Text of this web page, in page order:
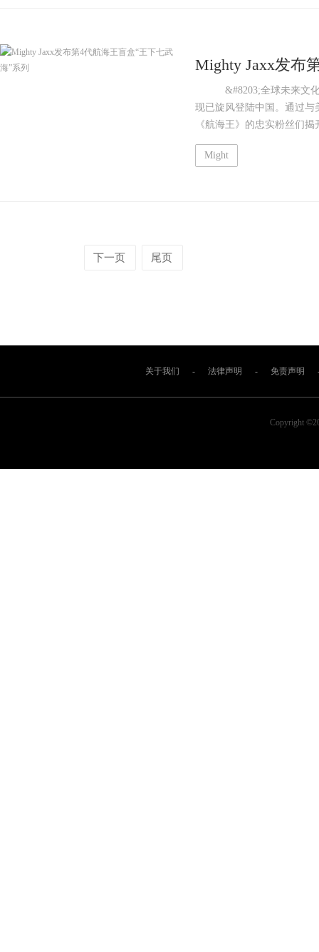
Mighty Jaxx发布
&#8203;全球未来文化公
现已旋风登陆中国。通过与
《航海王》的忠实粉丝们
Might
下一页 尾页
关于我们 - 法律声明 - 免责声明
Copyright